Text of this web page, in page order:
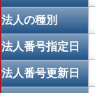
法人の種別
法人番号指定日
法人番号更新日